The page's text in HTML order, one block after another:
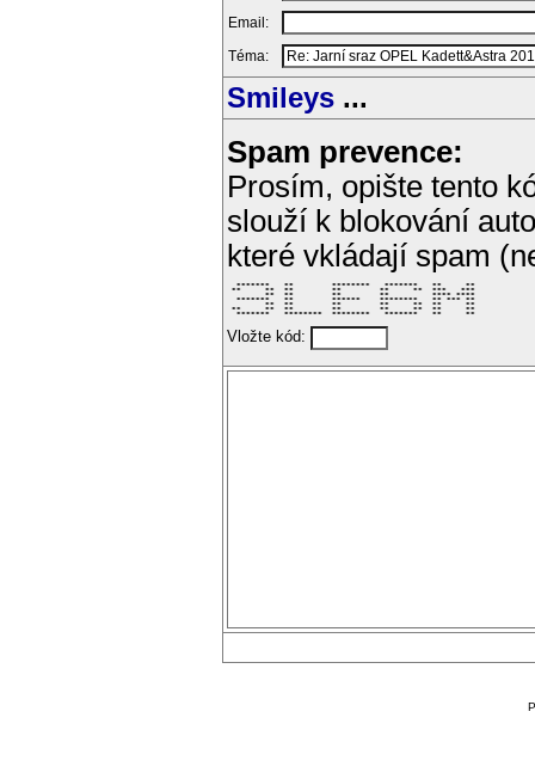
Email:
Téma:
Smileys ...
Spam prevence:
Prosím, opište tento
slouží k blokování
které vkládají spam
  *******   **        ********   *******   **     **
**     **  **        **        **     **  ***   ***
        **  **        **        **         **** ****
  *******   **        ******    ********   ** *** **
        **  **        **        **     **  **     **
**     **  **        **        **     **  **     **
  *******   ********  ********   *******   **     **
Vložte kód: